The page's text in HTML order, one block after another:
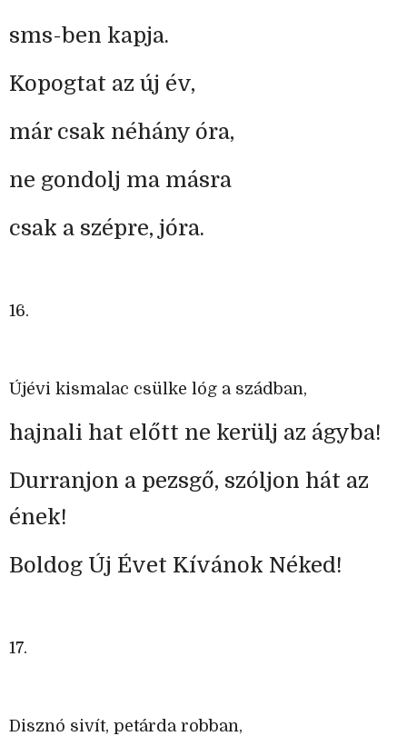
sms-ben kapja.
Kopogtat az új év,
már csak néhány óra,
ne gondolj ma másra
csak a szépre, jóra.
16.
Újévi kismalac csülke lóg a szádban,
hajnali hat előtt ne kerülj az ágyba!
Durranjon a pezsgő, szóljon hát az
ének!
Boldog Új Évet Kívánok Néked!
17.
Disznó sivít, petárda robban,